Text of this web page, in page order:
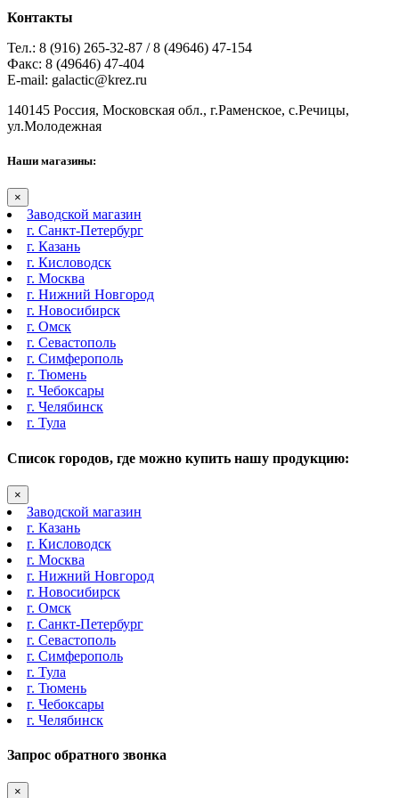
Контакты
Тел.: 8 (916) 265-32-87 / 8 (49646) 47-154
Факс: 8 (49646) 47-404
E-mail: galactic@krez.ru
140145 Россия, Московская обл., г.Раменское, с.Речицы,
ул.Молодежная
Наши магазины:
×
Заводской магазин
г. Санкт-Петербург
г. Казань
г. Кисловодск
г. Москва
г. Нижний Новгород
г. Новосибирск
г. Омск
г. Севастополь
г. Симферополь
г. Тюмень
г. Чебоксары
г. Челябинск
г. Тула
Список городов, где можно купить нашу продукцию:
×
Заводской магазин
г. Казань
г. Кисловодск
г. Москва
г. Нижний Новгород
г. Новосибирск
г. Омск
г. Санкт-Петербург
г. Севастополь
г. Симферополь
г. Тула
г. Тюмень
г. Чебоксары
г. Челябинск
Запрос обратного звонка
×